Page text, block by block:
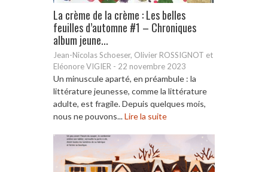
La crème de la crème : Les belles
feuilles d’automne #1 – Chroniques
album jeune...
Jean-Nicolas Schoeser, Olivier ROSSIGNOT et
Eléonore VIGIER - 22 novembre 2023
Un minuscule aparté, en préambule : la
littérature jeunesse, comme la littérature
adulte, est fragile. Depuis quelques mois,
nous ne pouvons...Lire la suite